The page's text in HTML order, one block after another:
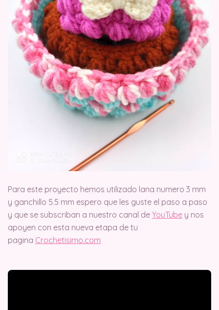
Para este proyecto hemos utilizado lana numero 3 mm
y ganchillo 5.5 mm espero que les guste el paso a paso
y que se subscriban a nuestro canal de YouTube y nos
apoyen con esta nueva etapa de tu
pagina Crochetisimo.com